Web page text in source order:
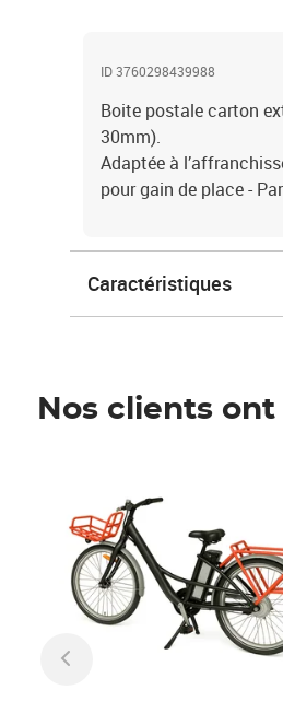
ID 3760298439988
Boite postale carton
30mm).
Adaptée à
pour gain de place -
Caractéristiques
Nos clients